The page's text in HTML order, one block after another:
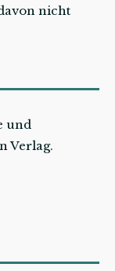
nicht
und
Verlag.